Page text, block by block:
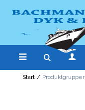
Start / Produktgrupper